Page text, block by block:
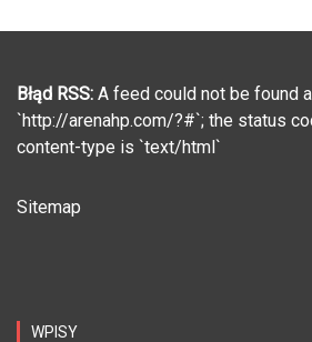
Błąd RSS: A feed could not be found
`http://arenahp.com/?#`; the status
content-type is `text/html`
Sitemap
WPISY